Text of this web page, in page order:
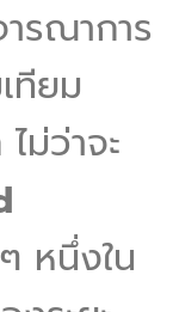
รณาการ
ทียม
ม่ว่าจะ
หนึ่งใน